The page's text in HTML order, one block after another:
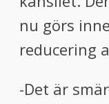
nu görs
reducering
-Det är